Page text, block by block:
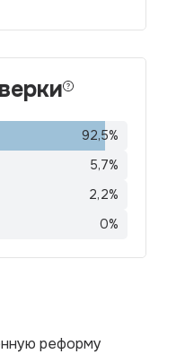
92,5%
5,7%
2,2%
0%
реформу